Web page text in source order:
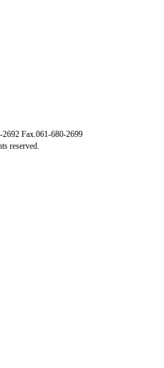
Fax.061-680-2699
reserved.